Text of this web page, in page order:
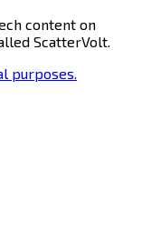
content on
purposes.